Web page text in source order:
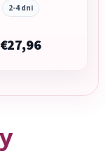
2-4 dni
€27,96